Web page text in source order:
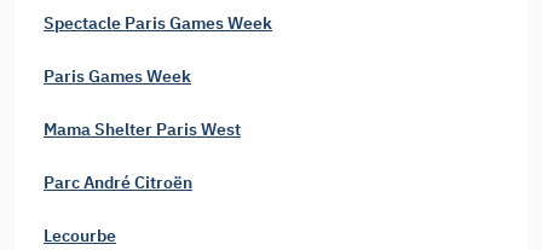
Spectacle Paris Games Week
Paris Games Week
Mama Shelter Paris West
Parc André Citroën
Lecourbe